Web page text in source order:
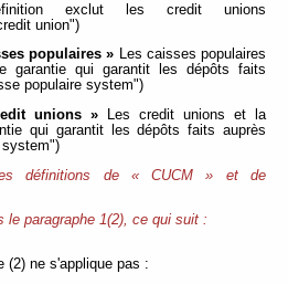
exclut les credit unions
union")
populaires » Les caisses populaires
garantie qui garantit les dépôts faits
populaire system")
unions »Les credit unions et la
qui garantit les dépôts faits auprès
définitions de « CUCM » et de
le paragraphe 1(2), ce qui suit :
(2) ne s'applique pas :